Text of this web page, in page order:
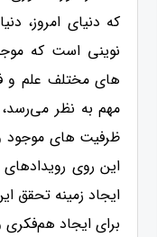
که دنیای امروز،
نوینی است که
های مختلف علم و
مهم به نظر
ظرفیت های
این روی
ایجاد زمینه تحقق
برای ایجاد